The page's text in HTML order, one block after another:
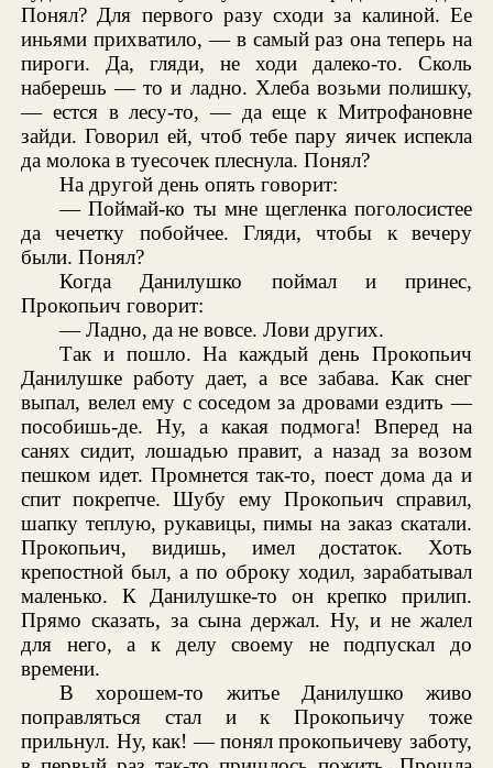
Понял? Для первого разу сходи за калиной. Ее
иньями прихватило, — в самый раз она теперь на
пироги. Да, гляди, не ходи далеко-то. Сколь
наберешь — то и ладно. Хлеба возьми полишку,
— естся в лесу-то, — да еще к Митрофановне
зайди. Говорил ей, чтоб тебе пару яичек испекла
да молока в туесочек плеснула. Понял?
На другой день опять говорит:
— Поймай-ко ты мне щегленка поголосистее
да чечетку побойчее. Гляди, чтобы к вечеру
были. Понял?
Когда Данилушко поймал и принес,
Прокопьич говорит:
— Ладно, да не вовсе. Лови других.
Так и пошло. На каждый день Прокопьич
Данилушке работу дает, а все забава. Как снег
выпал, велел ему с соседом за дровами ездить —
пособишь-де. Ну, а какая подмога! Вперед на
санях сидит, лошадью правит, а назад за возом
пешком идет. Промнется так-то, поест дома да и
спит покрепче. Шубу ему Прокопьич справил,
шапку теплую, рукавицы, пимы на заказ скатали.
Прокопьич, видишь, имел достаток. Хоть
крепостной был, а по оброку ходил, зарабатывал
маленько. К Данилушке-то он крепко прилип.
Прямо сказать, за сына держал. Ну, и не жалел
для него, а к делу своему не подпускал до
времени.
В хорошем-то житье Данилушко живо
поправляться стал и к Прокопьичу тоже
прильнул. Ну, как! — понял прокопьичеву заботу,